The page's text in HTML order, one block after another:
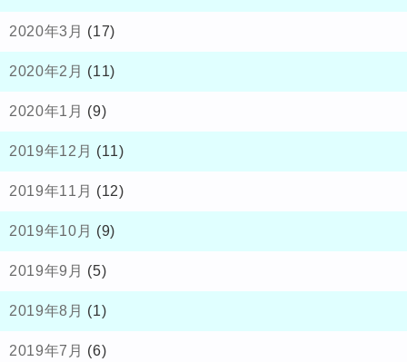
2020年3月 (17)
2020年2月 (11)
2020年1月 (9)
2019年12月 (11)
2019年11月 (12)
2019年10月 (9)
2019年9月 (5)
2019年8月 (1)
2019年7月 (6)